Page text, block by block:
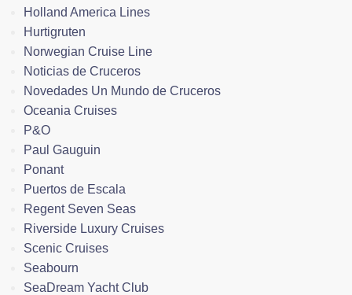
Holland America Lines
Hurtigruten
Norwegian Cruise Line
Noticias de Cruceros
Novedades Un Mundo de Cruceros
Oceania Cruises
P&O
Paul Gauguin
Ponant
Puertos de Escala
Regent Seven Seas
Riverside Luxury Cruises
Scenic Cruises
Seabourn
SeaDream Yacht Club